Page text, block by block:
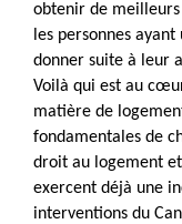
obtenir de
les personnes
donner suite à leur
Voilà qui est au
matière de
fondamentales de
droit au logement
exercent déjà une
interventions du